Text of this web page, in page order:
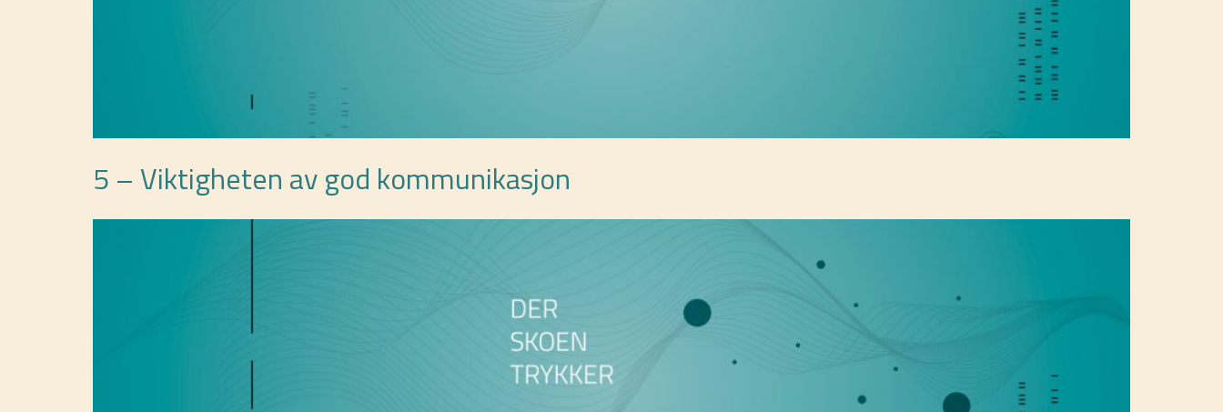
5 – Viktigheten av god kommunikasjon